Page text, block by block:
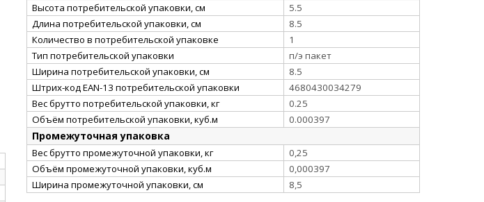
Высота потребительской упаковки, см
5.5
Длина потребительской упаковки, см
8.5
Количество в потребительской упаковке
1
Тип потребительской упаковки
п/э пакет
Ширина потребительской упаковки, см
8.5
Штрих-код EAN-13 потребительской упаковки
4680430034279
Вес брутто потребительской упаковки, кг
0.25
Объём потребительской упаковки, куб.м
0.000397
Промежуточная упаковка
Вес брутто промежуточной упаковки, кг
0,25
Объём промежуточной упаковки, куб.м
0,000397
Ширина промежуточной упаковки, см
8,5